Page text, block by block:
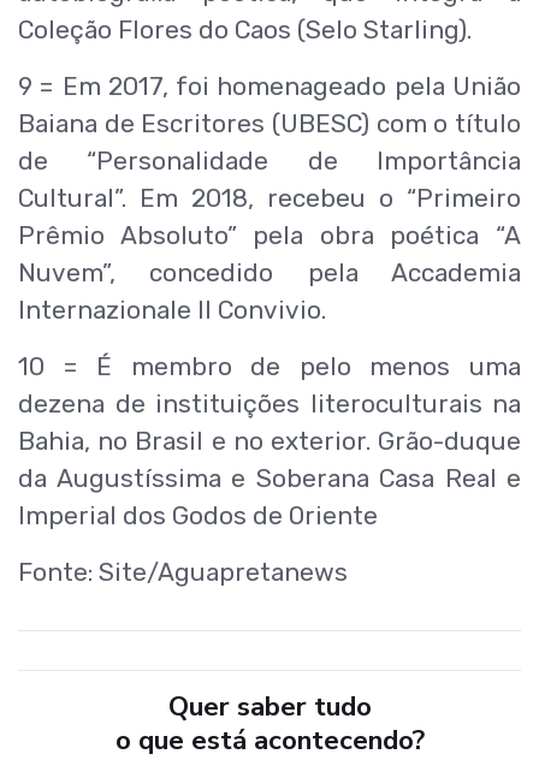
Coleção Flores do Caos (Selo Starling).
9 = Em 2017, foi homenageado pela União
Baiana de Escritores (UBESC) com o título
de “Personalidade de Importância
Cultural”. Em 2018, recebeu o “Primeiro
Prêmio Absoluto” pela obra poética “A
Nuvem”, concedido pela Accademia
Internazionale Il Convivio.
10 = É membro de pelo menos uma
dezena de instituições literoculturais na
Bahia, no Brasil e no exterior. Grão-duque
da Augustíssima e Soberana Casa Real e
Imperial dos Godos de Oriente
Fonte: Site/Aguapretanews
Quer saber tudo
o que está acontecendo?